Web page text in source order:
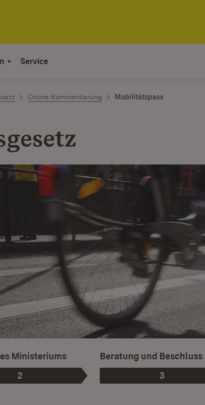
Service
Online-Kommentierung Mobilitätspass
Phase
2
:
Ministeriums
Phase
3
:
Beratung und Beschluss